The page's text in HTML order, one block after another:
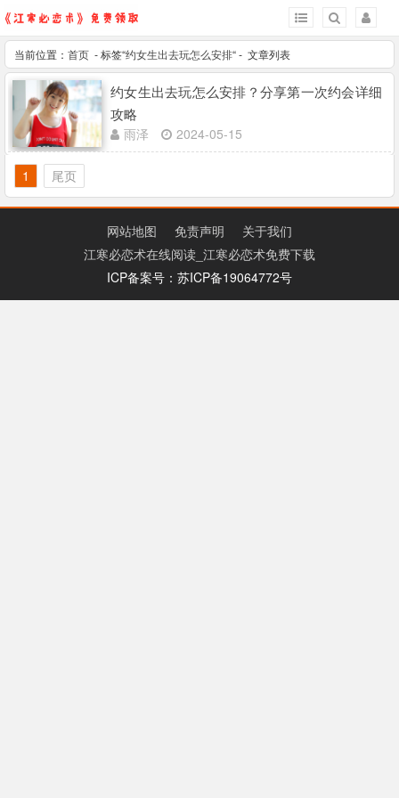
当前位置： 首页 - 标签“约女生出去玩怎么安排“ - 文章列表
约女生出去玩怎么安排？分享第一次约会详细
攻略
雨泽 2024-05-15
1 尾页
网站地图 免责声明
关于我们
江寒必恋术在线阅读_江寒必恋术免费下载
ICP备案号：苏ICP备19064772号